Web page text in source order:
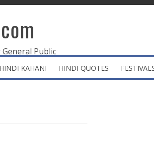
Public
HINDI KAHANI HINDI QUOTES